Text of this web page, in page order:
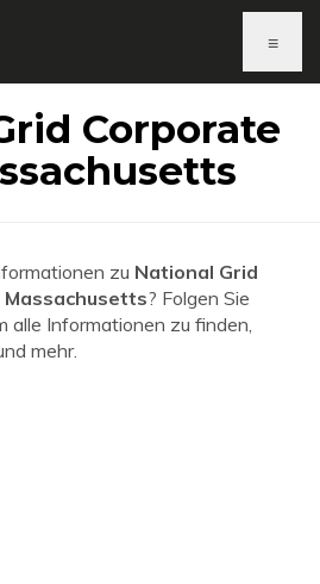
≡
Corporate
zu National Grid
? Folgen Sie
alle Informationen zu finden,
mehr.